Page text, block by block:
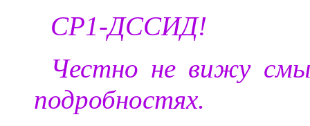
СР1-ДССИД!
Честно не вижу
подробностях.